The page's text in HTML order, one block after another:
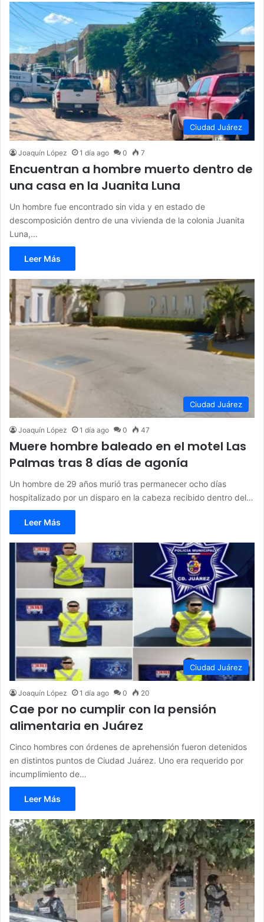
Ciudad Juárez
Joaquín López 1 día ago 0 7
Encuentran a hombre muerto dentro de
una casa en la Juanita Luna
Un hombre fue encontrado sin vida y en estado de
descomposición dentro de una vivienda de la colonia Juanita
Luna,…
Leer Más
Ciudad Juárez
Joaquín López 1 día ago 0 47
Muere hombre baleado en el motel Las
Palmas tras 8 días de agonía
Un hombre de 29 años murió tras permanecer ocho días
hospitalizado por un disparo en la cabeza recibido dentro del…
Leer Más
Ciudad Juárez
Joaquín López 1 día ago 0 20
Cae por no cumplir con la pensión
alimentaria en Juárez
Cinco hombres con órdenes de aprehensión fueron detenidos
en distintos puntos de Ciudad Juárez. Uno era requerido por
incumplimiento de…
Leer Más